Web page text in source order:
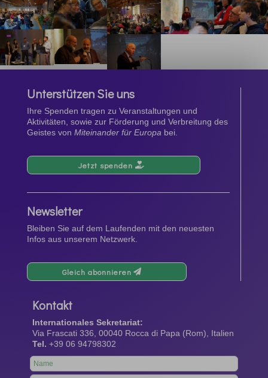
Unterstützen Sie uns
Ihre Spenden tragen zu Veranstaltungen und
Aktivitäten, sowie zur Förderung und Verbreitung des
Geistes von Miteinander für Europabei.
Jetzt spenden
Newsletter
Bleiben Sie auf dem Laufenden mit den neuesten
Infos aus unserem Netzwerk.
Gleich abonnieren
Kontakt
Internationales Sekretariat:
Via Frascati 336, 00040 Rocca di Papa (Rom), Italien
Tel. +39 06 94798302
Leave
this